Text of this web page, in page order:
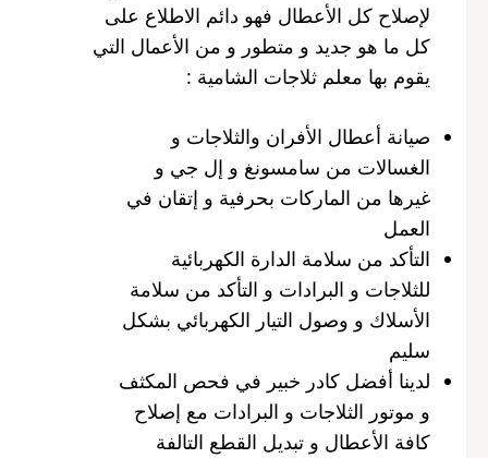
لإصلاح كل الأعطال فهو دائم الاطلاع على
كل ما هو جديد و متطور و من الأعمال التي
يقوم بها معلم ثلاجات الشامية :
صيانة أعطال الأفران والثلاجات و
الغسالات من سامسونغ و إل جي و
غيرها من الماركات بحرفية و إتقان في
العمل
التأكد من سلامة الدارة الكهربائية
للثلاجات و البرادات و التأكد من سلامة
الأسلاك و وصول التيار الكهربائي بشكل
سليم
لدينا أفضل كادر خبير في فحص المكثف
و موتور الثلاجات و البرادات مع إصلاح
كافة الأعطال و تبديل القطع التالفة